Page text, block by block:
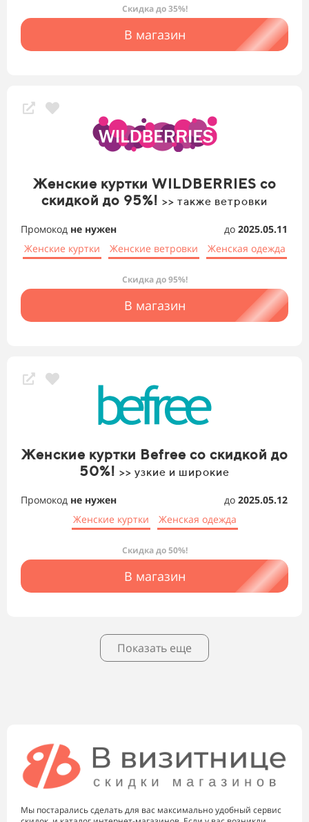
Скидка до 35%!
В магазин
Женские куртки WILDBERRIES со
скидкой до 95%! >> также ветровки
Промокод не нужен до 2025.05.11
Женские куртки
Женские ветровки Женская одежда
Скидка до 95%!
В магазин
Женские куртки Befree со скидкой до
50%! >> узкие и широкие
Промокод не нужен до 2025.05.12
Женские куртки
Женская одежда
Скидка до 50%!
В магазин
Показать еще
Мы постарались сделать для вас максимально удобный сервис